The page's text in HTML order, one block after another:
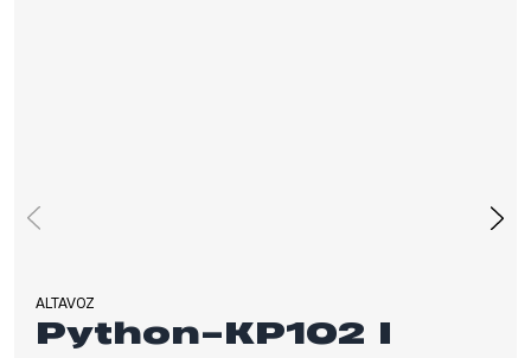
ALTAVOZ
Python-KP102 I